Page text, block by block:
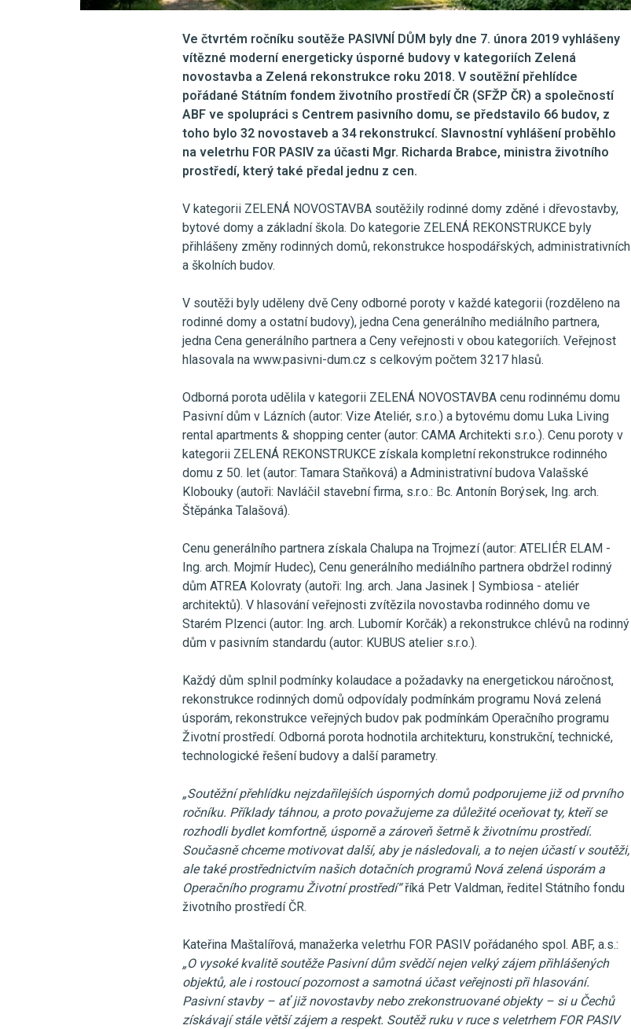
Ve čtvrtém ročníku soutěže PASIVNÍ DŮM byly dne 7. února 2019 vyhlášeny
vítězné moderní energeticky úsporné budovy v kategoriích Zelená
novostavba a Zelená rekonstrukce roku 2018. V soutěžní přehlídce
pořádané Státním fondem životního prostředí ČR (SFŽP ČR) a společností
ABF ve spolupráci s Centrem pasivního domu, se představilo 66 budov, z
toho bylo 32 novostaveb a 34 rekonstrukcí. Slavnostní vyhlášení proběhlo
na veletrhu FOR PASIV za účasti Mgr. Richarda Brabce, ministra životního
prostředí, který také předal jednu z cen.
V kategorii ZELENÁ NOVOSTAVBA soutěžily rodinné domy zděné i dřevostavby,
bytové domy a základní škola. Do kategorie ZELENÁ REKONSTRUKCE byly
přihlášeny změny rodinných domů, rekonstrukce hospodářských, administrativních
a školních budov.
V soutěži byly uděleny dvě Ceny odborné poroty v každé kategorii (rozděleno na
rodinné domy a ostatní budovy), jedna Cena generálního mediálního partnera,
jedna Cena generálního partnera a Ceny veřejnosti v obou kategoriích. Veřejnost
hlasovala na www.pasivni-dum.cz s celkovým počtem 3217 hlasů.
Odborná porota udělila v kategorii ZELENÁ NOVOSTAVBA cenu rodinnému domu
Pasivní dům v Lázních (autor: Vize Ateliér, s.r.o.) a bytovému domu Luka Living
rental apartments & shopping center (autor: CAMA Architekti s.r.o.). Cenu poroty v
kategorii ZELENÁ REKONSTRUKCE získala kompletní rekonstrukce rodinného
domu z 50. let (autor: Tamara Staňková) a Administrativní budova Valašské
Klobouky (autoři: Navláčil stavební firma, s.r.o.: Bc. Antonín Borýsek, Ing. arch.
Štěpánka Talašová).
Cenu generálního partnera získala Chalupa na Trojmezí (autor: ATELIÉR ELAM -
Ing. arch. Mojmír Hudec), Cenu generálního mediálního partnera obdržel rodinný
dům ATREA Kolovraty (autoři: Ing. arch. Jana Jasinek | Symbiosa - ateliér
architektů). V hlasování veřejnosti zvítězila novostavba rodinného domu ve
Starém Plzenci (autor: Ing. arch. Lubomír Korčák) a rekonstrukce chlévů na rodinný
dům v pasivním standardu (autor: KUBUS atelier s.r.o.).
Každý dům splnil podmínky kolaudace a požadavky na energetickou náročnost,
rekonstrukce rodinných domů odpovídaly podmínkám programu Nová zelená
úsporám, rekonstrukce veřejných budov pak podmínkám Operačního programu
Životní prostředí. Odborná porota hodnotila architekturu, konstrukční, technické,
technologické řešení budovy a další parametry.
„Soutěžní přehlídku nejzdařilejších úsporných domů podporujeme již od prvního
ročníku. Příklady táhnou, a proto považujeme za důležité oceňovat ty, kteří se
rozhodli bydlet komfortně, úsporně a zároveň šetrně k životnímu prostředí.
Současně chceme motivovat další, aby je následovali, a to nejen účastí v soutěži,
ale také prostřednictvím našich dotačních programů Nová zelená úsporám a
Operačního programu Životní prostředí“říká Petr Valdman, ředitel Státního fondu
životního prostředí ČR.
Kateřina Maštalířová, manažerka veletrhu FOR PASIV pořádaného spol. ABF, a.s.:
„O vysoké kvalitě soutěže Pasivní dům svědčí nejen velký zájem přihlášených
objektů, ale i rostoucí pozornost a samotná účast veřejnosti při hlasování.
Pasivní stavby – ať již novostavby nebo zrekonstruované objekty – si u Čechů
získávají stále větší zájem a respekt. Soutěž ruku v ruce s veletrhem FOR PASIV